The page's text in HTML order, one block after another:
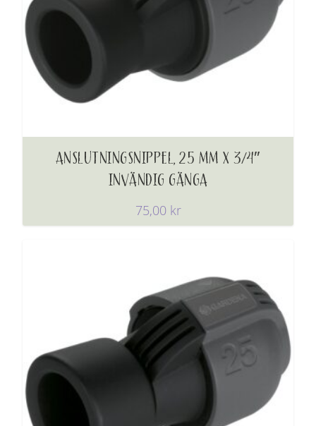
ANSLUTNINGSNIPPEL, 25 MM X 3/4″
INVÄNDIG GÄNGA
75,00 kr